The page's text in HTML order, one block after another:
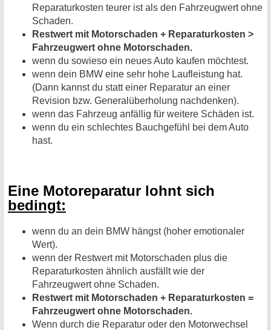
Reparaturkosten teurer ist als den Fahrzeugwert ohne
Schaden.
Restwert mit Motorschaden + Reparaturkosten >
Fahrzeugwert ohne Motorschaden.
wenn du sowieso ein neues Auto kaufen möchtest.
wenn dein BMW eine sehr hohe Laufleistung hat.
(Dann kannst du statt einer Reparatur an einer
Revision bzw. Generalüberholung nachdenken).
wenn das Fahrzeug anfällig für weitere Schäden ist.
wenn du ein schlechtes Bauchgefühl bei dem Auto
hast.
Eine Motoreparatur lohnt sich
bedingt:
wenn du an dein BMW hängst (hoher emotionaler
Wert).
wenn der Restwert mit Motorschaden plus die
Reparaturkosten ähnlich ausfällt wie der
Fahrzeugwert ohne Schaden.
Restwert mit Motorschaden + Reparaturkosten =
Fahrzeugwert ohne Motorschaden.
Wenn durch die Reparatur oder den Motorwechsel